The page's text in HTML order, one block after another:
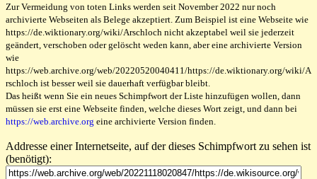
Zur Vermeidung von toten Links werden seit November 2022 nur noch
archivierte Webseiten als Belege akzeptiert. Zum Beispiel ist eine Webseite wie
https://de.wiktionary.org/wiki/Arschloch nicht akzeptabel weil sie jederzeit
geändert, verschoben oder gelöscht weden kann, aber eine archivierte Version
wie
https://web.archive.org/web/20220520040411/https://de.wiktionary.org/wiki/A
rschloch ist besser weil sie dauerhaft verfügbar bleibt.
Das heißt wenn Sie ein neues Schimpfwort der Liste hinzufügen wollen, dann
müssen sie erst eine Webseite finden, welche dieses Wort zeigt, und dann bei
https://web.archive.org eine archivierte Version finden.
Addresse einer Internetseite, auf der dieses Schimpfwort zu sehen ist
(benötigt):